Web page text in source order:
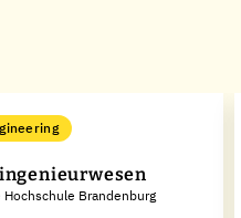
Hochschule Brandenburg